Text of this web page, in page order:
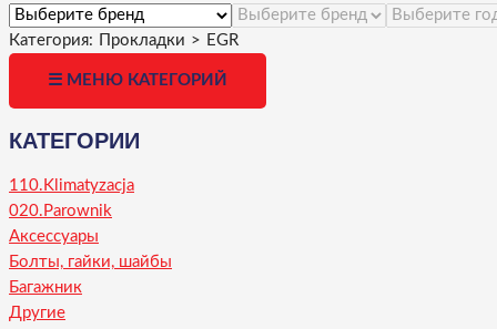
Категория: Прокладки > EGR
☰ МЕНЮ КАТЕГОРИЙ
КАТЕГОРИИ
110.Klimatyzacja
020.Parownik
Аксессуары
Болты, гайки, шайбы
Багажник
Другие